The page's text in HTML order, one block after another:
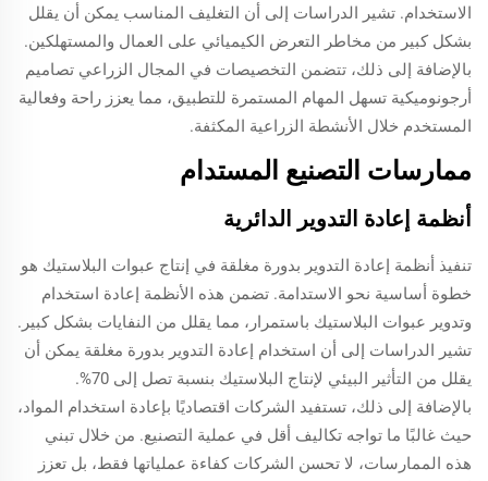
الاستخدام. تشير الدراسات إلى أن التغليف المناسب يمكن أن يقلل
بشكل كبير من مخاطر التعرض الكيميائي على العمال والمستهلكين.
بالإضافة إلى ذلك، تتضمن التخصيصات في المجال الزراعي تصاميم
أرجونوميكية تسهل المهام المستمرة للتطبيق، مما يعزز راحة وفعالية
المستخدم خلال الأنشطة الزراعية المكثفة.
ممارسات التصنيع المستدام
أنظمة إعادة التدوير الدائرية
تنفيذ أنظمة إعادة التدوير بدورة مغلقة في إنتاج عبوات البلاستيك هو
خطوة أساسية نحو الاستدامة. تضمن هذه الأنظمة إعادة استخدام
وتدوير عبوات البلاستيك باستمرار، مما يقلل من النفايات بشكل كبير.
تشير الدراسات إلى أن استخدام إعادة التدوير بدورة مغلقة يمكن أن
يقلل من التأثير البيئي لإنتاج البلاستيك بنسبة تصل إلى 70%.
بالإضافة إلى ذلك، تستفيد الشركات اقتصاديًا بإعادة استخدام المواد،
حيث غالبًا ما تواجه تكاليف أقل في عملية التصنيع. من خلال تبني
هذه الممارسات، لا تحسن الشركات كفاءة عملياتها فقط، بل تعزز